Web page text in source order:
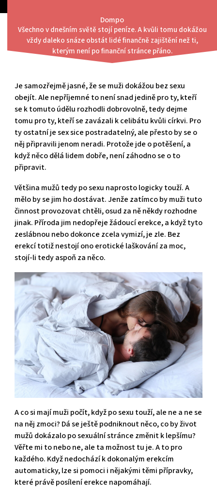
content
Dompo
Všechno v dnešním světě stojí peníze. A kvůli tomu dokážou
vždy daleko snáze obstát lidé finančně zajištění než ti,
kterým není po finanční stránce přáno.
Menu
Sex by mužům neměl chybět
Je samozřejmě jasné, že se muži dokážou bez sexu
obejít. Ale nepříjemné to není snad jedině pro ty, kteří
se k tomuto údělu rozhodli dobrovolně, tedy dejme
tomu pro ty, kteří se zavázali k celibátu kvůli církvi. Pro
ty ostatní je sex sice postradatelný, ale přesto by se o
něj připravili jenom neradi. Protože jde o potěšení, a
když něco dělá lidem dobře, není záhodno se o to
připravit.
Většina mužů tedy po sexu naprosto logicky touží. A
mělo by se jim ho dostávat. Jenže zatímco by muži tuto
činnost provozovat chtěli, osud za ně někdy rozhodne
jinak. Příroda jim nedopřeje žádoucí erekce, a když tyto
zeslábnou nebo dokonce zcela vymizí, je zle. Bez
erekcí totiž nestojí ono erotické laškování za moc,
stojí-li tedy aspoň za něco.
A co si mají muži počít, když po sexu touží, ale ne a ne se
na něj zmoci? Dá se ještě podniknout něco, co by život
mužů dokázalo po sexuální stránce změnit k lepšímu?
Věřte mi to nebo ne, ale ta možnost tu je. A to pro
každého. Když nedochází k dokonalým erekcím
automaticky, lze si pomoci i nějakými těmi přípravky,
které právě posílení erekce napomáhají.